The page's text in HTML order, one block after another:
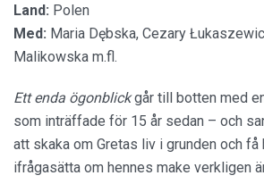
Land: Polen
Med: Maria Dębska, Cezary
Malikowska m.fl.
Ett enda ögonblickgår till botten med
som inträffade för 15 år sedan – och
att skaka om Gretas liv i grunden och få
ifrågasätta om hennes make verkligen